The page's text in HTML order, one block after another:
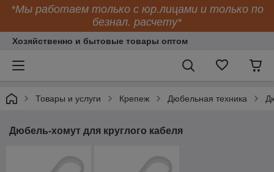
*Мы работаем только с юр.лицами и только по
безнал. расчету*
Хозяйственно и бытовые товары оптом
Товары и услуги Крепеж Дюбельная техника
Дюбель-хомут для круглого кабеля